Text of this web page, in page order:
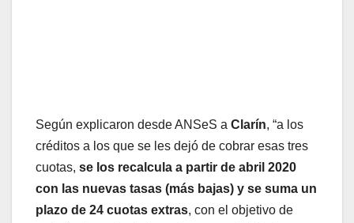
Según explicaron desde ANSeS a Clarín, “a los
créditos a los que se les dejó de cobrar esas tres
cuotas, se los recalcula a partir de abril 2020
con las nuevas tasas (más bajas) y se suma un
plazo de 24 cuotas extras, con el objetivo de